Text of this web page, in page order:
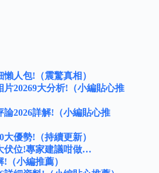
人包!（震驚真相）
20269大分析!（小編貼心推
2026詳解!（小編貼心推
優勢!（持續更新）
伏位!專家建議咁做…
（小編推薦）